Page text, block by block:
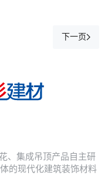
下一页
、集成吊顶产品自主研
的现代化建筑装饰材料